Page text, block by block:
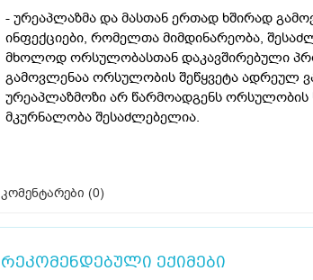
- ურეაპლაზმა და მასთან ერთად ხშირად
ინფექციები, რომელთა მიმდინარეობა,
მხოლოდ ორსულობასთან დაკავშირებული
გამოვლენაა ორსულობის შეწყვეტა ადრეულ
ურეაპლაზმოზი არ წარმოადგენს ორსულობის
მკურნალობა შესაძლებელია.
კომენტარები (0)
რეკომენდებული ექიმები